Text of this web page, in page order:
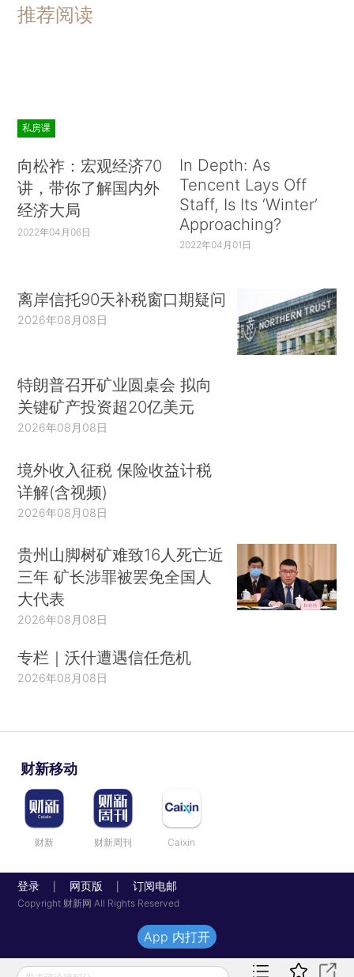
推荐阅读
私房课
向松祚：宏观经济70
讲，带你了解国内外
经济大局
2022年04月06日
In Depth: As
Tencent Lays Off
Staff, Is Its ‘Winter’
Approaching?
2022年04月01日
离岸信托90天补税窗口期疑问
2026年08月08日
特朗普召开矿业圆桌会 拟向
关键矿产投资超20亿美元
2026年08月08日
境外收入征税 保险收益计税
详解(含视频)
2026年08月08日
贵州山脚树矿难致16人死亡近
三年 矿长涉罪被罢免全国人
大代表
2026年08月08日
专栏｜沃什遭遇信任危机
2026年08月08日
财新移动
财新 财新周刊 Caixin
登录 网页版 订阅电邮
Copyright 财新网 All Rights Reserved
App 内打开